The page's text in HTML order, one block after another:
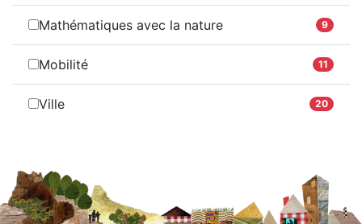
Mathématiques avec la nature 9
Mobilité 11
Ville 20